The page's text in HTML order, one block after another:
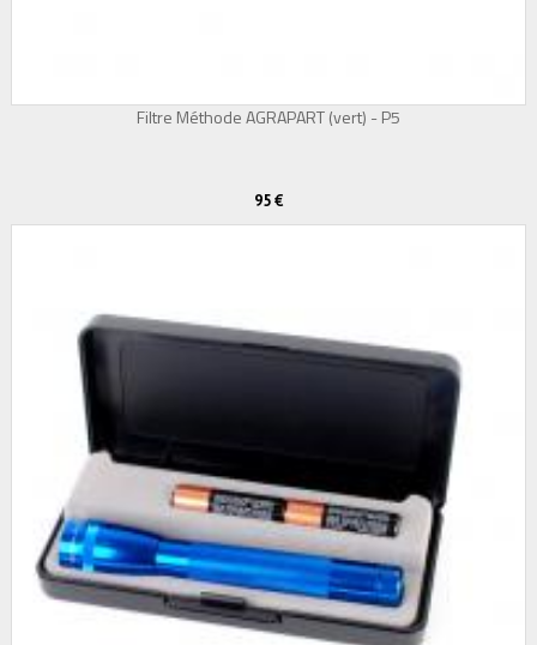
Filtre Méthode AGRAPART (vert) - P5
95 €